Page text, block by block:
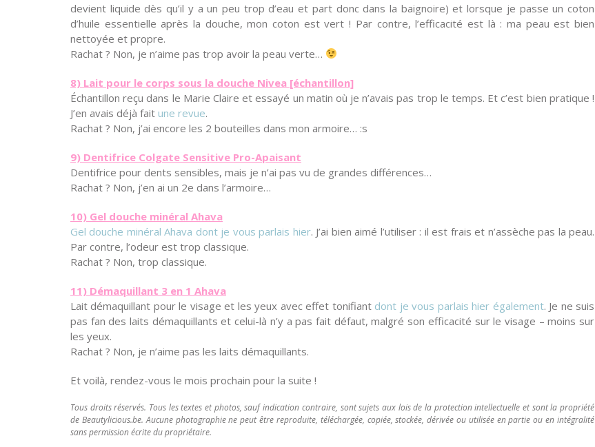
devient liquide dès qu’il y a un peu trop d’eau et part donc dans la baignoire) et lorsque je passe un coton
d’huile essentielle après la douche, mon coton est vert ! Par contre, l’efficacité est là : ma peau est bien
nettoyée et propre.
Rachat ? Non, je n’aime pas trop avoir la peau verte…
8) Lait pour le corps sous la douche Nivea [échantillon]
Échantillon reçu dans le Marie Claire et essayé un matin où je n’avais pas trop le temps. Et c’est bien pratique !
J’en avais déjà fait une revue.
Rachat ? Non, j’ai encore les 2 bouteilles dans mon armoire… :s
9) Dentifrice Colgate Sensitive Pro-Apaisant
Dentifrice pour dents sensibles, mais je n’ai pas vu de grandes différences…
Rachat ? Non, j’en ai un 2e dans l’armoire…
10) Gel douche minéral Ahava
Gel douche minéral Ahava dont je vous parlais hier. J’ai bien aimé l’utiliser : il est frais et n’assèche pas la peau.
Par contre, l’odeur est trop classique.
Rachat ? Non, trop classique.
11) Démaquillant 3 en 1 Ahava
Lait démaquillant pour le visage et les yeux avec effet tonifiant dont je vous parlais hier également. Je ne suis
pas fan des laits démaquillants et celui-là n’y a pas fait défaut, malgré son efficacité sur le visage – moins sur
les yeux.
Rachat ? Non, je n’aime pas les laits démaquillants.
Et voilà, rendez-vous le mois prochain pour la suite !
Tous droits réservés. Tous les textes et photos, sauf indication contraire, sont sujets aux lois de la protection intellectuelle et sont la propriété
de Beautylicious.be. Aucune photographie ne peut être reproduite, téléchargée, copiée, stockée, dérivée ou utilisée en partie ou en intégralité
sans permission écrite du propriétaire.